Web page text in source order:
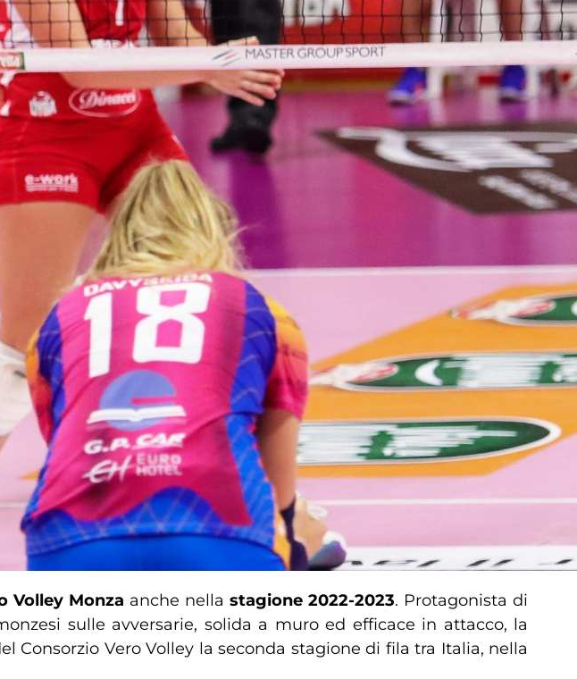
Volley Monza anche nellastagione 2022-2023. Protagonista di
sulle avversarie, solida a muro ed efficace in attacco, la
Vero Volley la seconda stagione di fila tra Italia, nella